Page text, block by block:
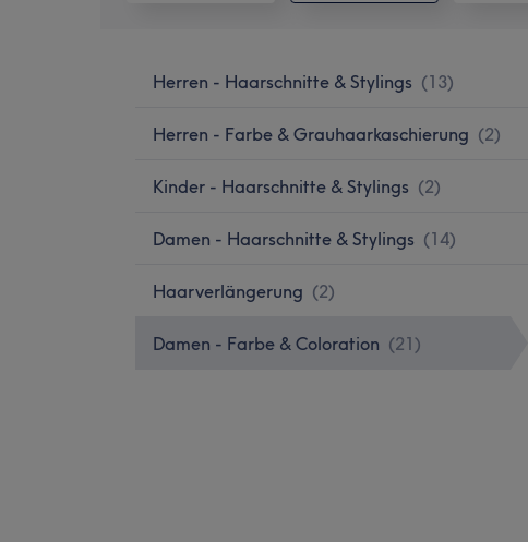
Herren - Haarschnitte & Stylings (13)
Herren - Farbe & Grauhaarkaschierung (2)
Kinder - Haarschnitte & Stylings (2)
Damen - Haarschnitte & Stylings (14)
Haarverlängerung (2)
Damen - Farbe & Coloration (21 )